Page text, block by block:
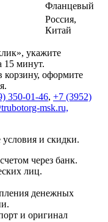
Фланцевый
Россия,
Китай
укажите
15 минут.
корзину, оформите
350-01-46, +7 (3952)
msk.ru,
и скидки.
через банк.
лиц.
денежных
и оригинал